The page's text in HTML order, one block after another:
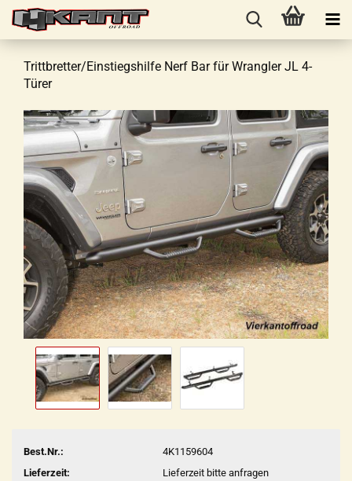
Trittbretter/Einstiegshilfe Nerf Bar für Wrangler JL 4-
Türer
Best.Nr.:
4K1159604
Lieferzeit:
Lieferzeit bitte anfragen